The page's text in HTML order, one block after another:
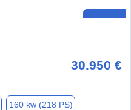
30.950 €
160 kw (218 PS)